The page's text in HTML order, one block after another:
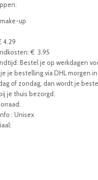
up
4.29
€ 3.95
Bestel je op werkdagen
je bestelling via DHL morgen
of zondag, dan wordt je
je thuis bezorgd.
: Unisex